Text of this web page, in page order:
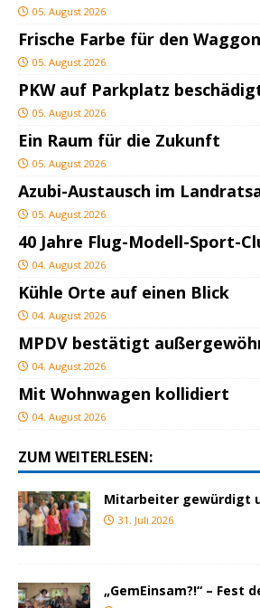
05. August 2026
Frische Farbe für den Waggon
05. August 2026
PKW auf Parkplatz
05. August 2026
Ein Raum für die Zukunft
05. August 2026
Azubi-Austausch im
05. August 2026
40 Jahre Flug-Modell-Sport-
04. August 2026
Kühle Orte auf einen Blick
04. August 2026
MPDV bestätigt
04. August 2026
Mit Wohnwagen kollidiert
04. August 2026
ZUM WEITERLESEN:
Mitarbeiter gewürdigt
31. Juli 2026
„GemEinsam?!“ – Fest